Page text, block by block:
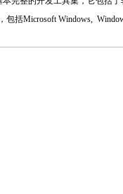
包括Microsoft Windows,